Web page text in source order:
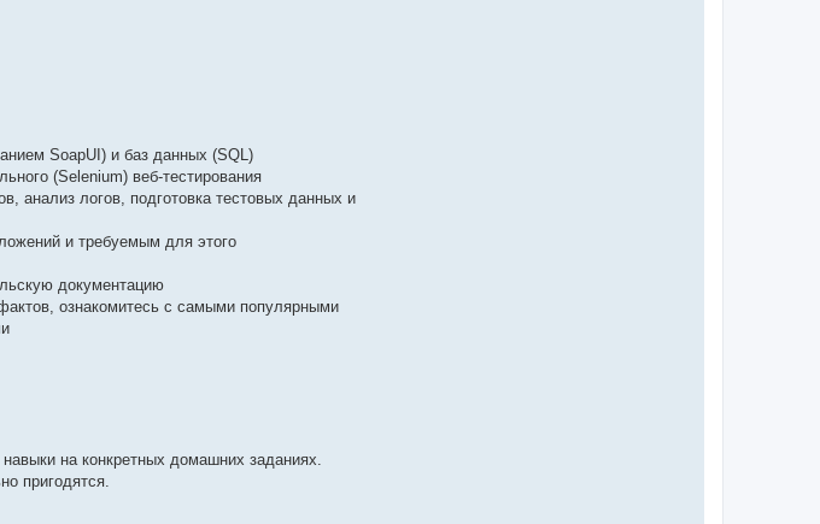
SoapUI) и баз данных (SQL)
(Selenium) веб-тестирования
анализ логов, подготовка тестовых данных и
и требуемым для этого
документацию
ознакомитесь с самыми популярными
на конкретных домашних заданиях.
пригодятся.